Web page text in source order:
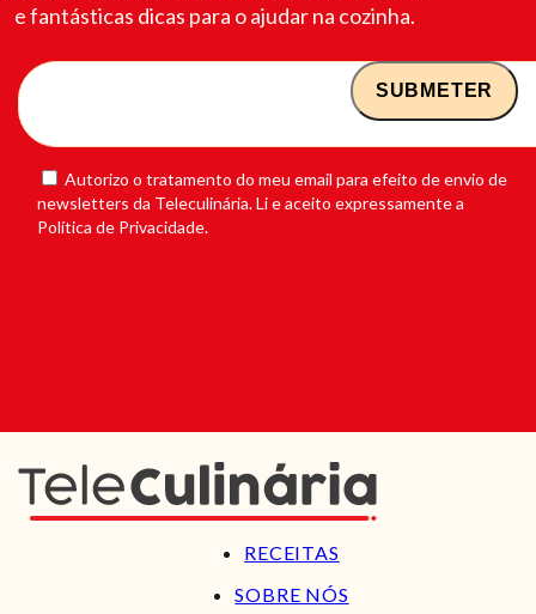
e fantásticas dicas para o ajudar na cozinha.
Autorizo o tratamento do meu email para efeito de envio de
newsletters da Teleculinária. Li e aceito expressamente a
Política de Privacidade.
RECEITAS
SOBRE NÓS